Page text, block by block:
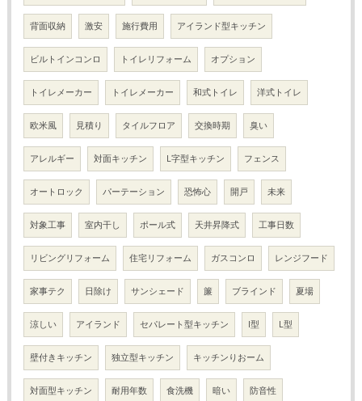
背面収納 激安 施行費用 アイランド型キッチン
ビルトインコンロ トイレリフォーム オプション
トイレメーカー トイレメーカー 和式トイレ 洋式トイレ
欧米風 見積り タイルフロア 交換時期 臭い
アレルギー 対面キッチン L字型キッチン フェンス
オートロック パーテーション 恐怖心 開戸 未来
対象工事 室内干し ポール式 天井昇降式 工事日数
リビングリフォーム 住宅リフォーム ガスコンロ レンジフード
家事テク 日除け サンシェード 簾 ブラインド 夏場
涼しい アイランド セパレート型キッチン I型 L型
壁付きキッチン 独立型キッチン キッチンりおーム
対面型キッチン 耐用年数 食洗機 暗い 防音性